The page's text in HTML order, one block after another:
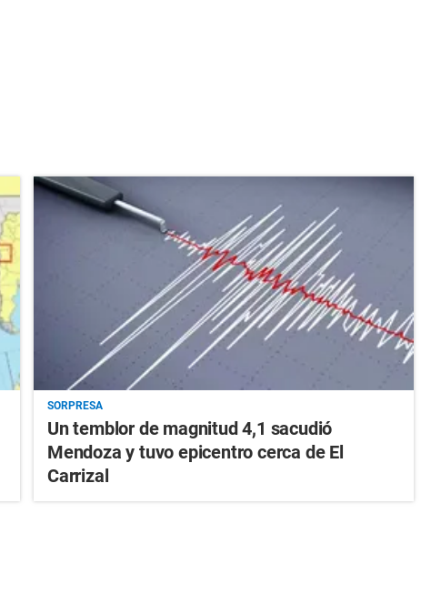
SORPRESA
Un temblor de magnitud 4,1 sacudió
Mendoza y tuvo epicentro cerca de El
Carrizal